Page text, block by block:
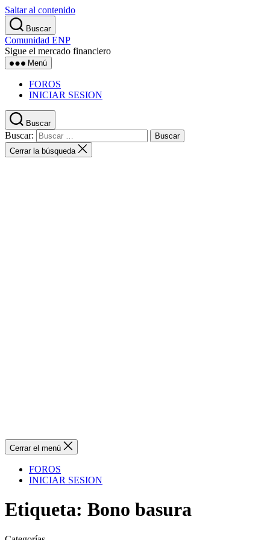
Saltar al contenido
Buscar
Comunidad ENP
Sigue el mercado financiero
Menú
FOROS
INICIAR SESION
Buscar
Buscar:
Cerrar la búsqueda
Cerrar el menú
FOROS
INICIAR SESION
Etiqueta: Bono basura